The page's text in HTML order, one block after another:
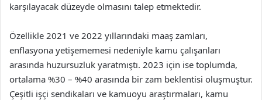
karşılayacak düzeyde olmasını talep etmektedir.
Özellikle 2021 ve 2022 yıllarındaki maaş zamları,
enflasyona yetişememesi nedeniyle kamu çalışanları
arasında huzursuzluk yaratmıştı. 2023 için ise toplumda,
ortalama %30 – %40 arasında bir zam beklentisi oluşmuştur.
Çeşitli işçi sendikaları ve kamuoyu araştırmaları, kamu